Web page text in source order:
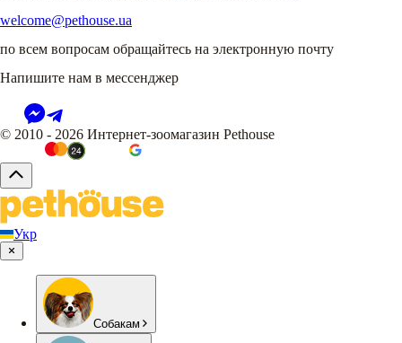
welcome@pethouse.ua
по всем вопросам обращайтесь на электронную почту
Напишите нам в мессенджер
© 2010 - 2026 Интернет-зоомагазин Pethouse
Укр
Собакам